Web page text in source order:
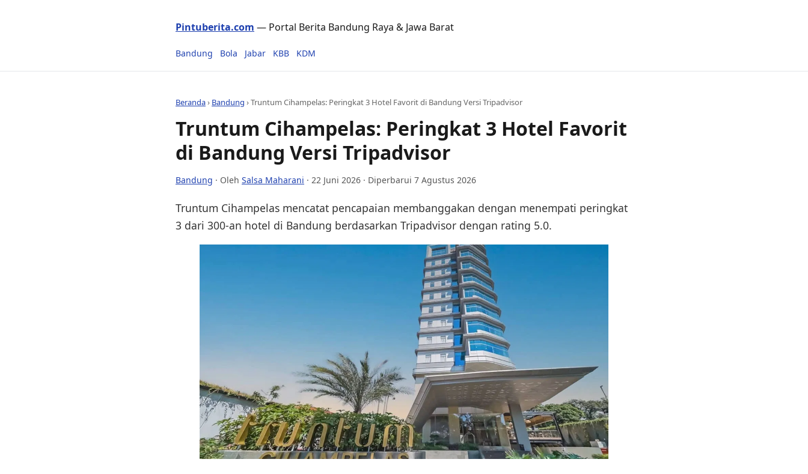
Pintuberita.com — Portal Berita Bandung Raya & Jawa Barat
Bandung Bola Jabar KBB KDM
Beranda› Bandung ›Truntum Cihampelas: Peringkat 3 Hotel Favorit di Bandung Versi Tripadvisor
Truntum Cihampelas: Peringkat 3 Hotel Favorit
di Bandung Versi Tripadvisor
Bandung · Oleh Salsa Maharani · 22 Juni 2026 · Diperbarui 7 Agustus 2026
Truntum Cihampelas mencatat pencapaian membanggakan dengan menempati peringkat
3 dari 300-an hotel di Bandung berdasarkan Tripadvisor dengan rating 5.0.